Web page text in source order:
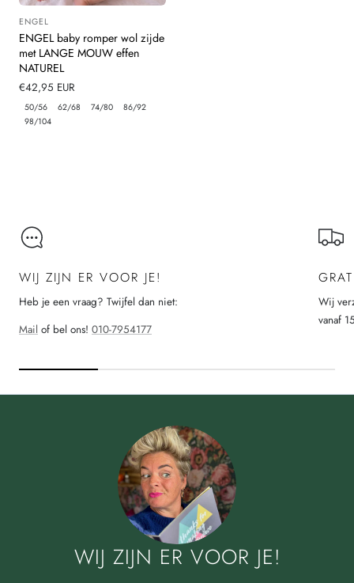
Leverancier:
ENGEL
ENGEL baby romper wol zijde
met LANGE MOUW effen
NATUREL
Normale
prijs
€42,95 EUR
50/56 62/68 74/80
86/92
98/104
WIJ ZIJN ER VOOR JE!
Heb je een vraag? Twijfel dan niet:
Mail of bel ons! 010-7954177
Wij
vanaf
WIJ ZIJN ER VOOR JE!